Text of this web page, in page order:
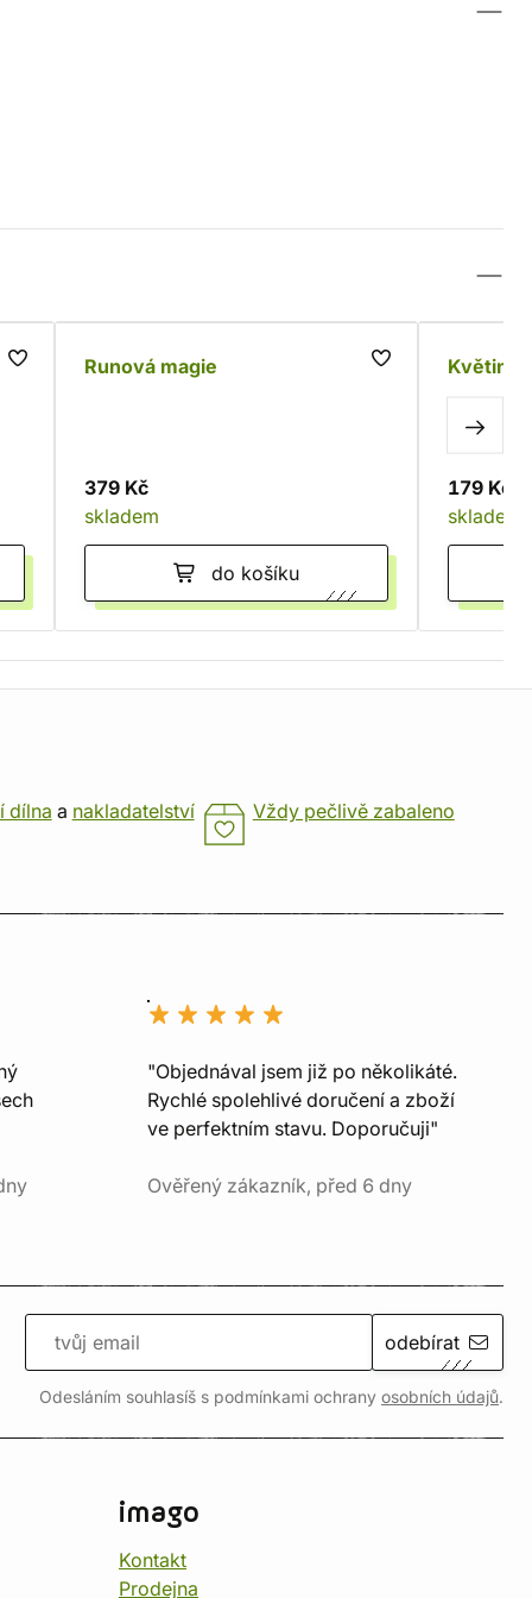
Runová magie
379 Kč
skladem
do košíku
179 Kč
skladem
dílna a nakladatelství Vždy pečlivě zabaleno
"Objednával jsem již po několikáté.
Rychlé spolehlivé doručení a zboží
ve perfektním stavu. Doporučuji"
Ověřený zákazník, před 6 dny
odebírat
Odesláním souhlasíš s podmínkami ochrany osobních údajů.
imago
Kontakt
Prodejna